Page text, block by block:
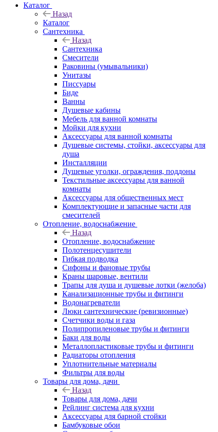
Каталог
Назад
Каталог
Сантехника
Назад
Сантехника
Смесители
Раковины (умывальники)
Унитазы
Писсуары
Биде
Ванны
Душевые кабины
Мебель для ванной комнаты
Мойки для кухни
Аксессуары для ванной комнаты
Душевые системы, стойки, аксессуары для
душа
Инсталляции
Душевые уголки, ограждения, поддоны
Текстильные аксессуары для ванной
комнаты
Аксессуары для общественных мест
Комплектующие и запасные части для
смесителей
Отопление, водоснабжение
Назад
Отопление, водоснабжение
Полотенцесушители
Гибкая подводка
Сифоны и фановые трубы
Краны шаровые, вентили
Трапы для душа и душевые лотки (желоба)
Канализационные трубы и фитинги
Водонагреватели
Люки сантехнические (ревизионные)
Счетчики воды и газа
Полипропиленовые трубы и фитинги
Баки для воды
Металлопластиковые трубы и фитинги
Радиаторы отопления
Уплотнительные материалы
Фильтры для воды
Товары для дома, дачи
Назад
Товары для дома, дачи
Рейлинг система для кухни
Аксессуары для барной стойки
Бамбуковые обои